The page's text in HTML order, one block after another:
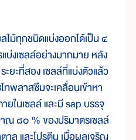
ทุกชนิดแบ่งออกได้เป็น ๔
แบ่งเซลล์อย่างมากมาย หลัง
ยะที่สอง เซลล์ที่แบ่งตัวแล้ว
ทพลาสซึมจะเคลื่อนเข้าหา
ยในเซลล์ และมี sap บรรจุ
ณ ๘๐ % ของปริมาตรเซลล์